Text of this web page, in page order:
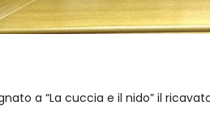
a “La cuccia e il nido” il